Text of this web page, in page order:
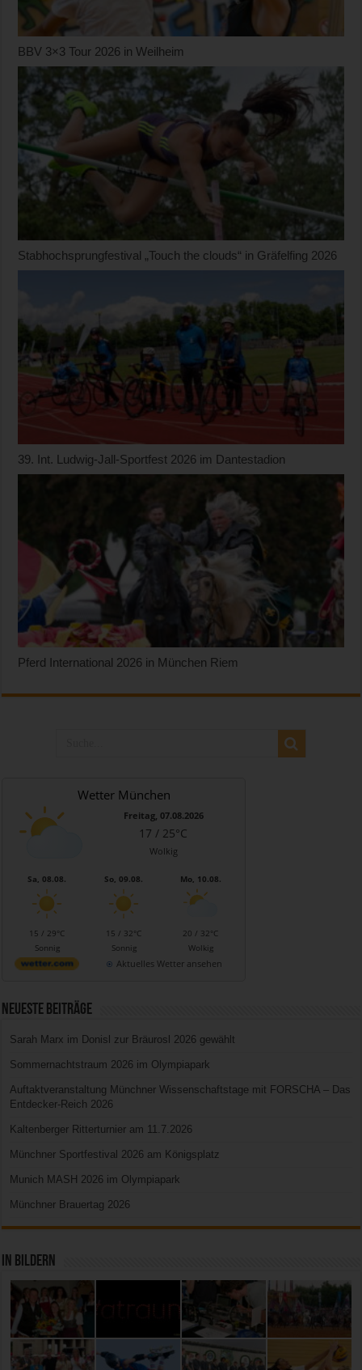
BBV 3×3 Tour 2026 in Weilheim
Stabhochsprungfestival „Touch the clouds“ in Gräfelfing 2026
39. Int. Ludwig-Jall-Sportfest 2026 im Dantestadion
Pferd International 2026 in München Riem
Wetter München
Freitag, 07.08.2026
17 / 25°C
Wolkig
Sa, 08.08.
15 / 29°C
Sonnig
So, 09.08.
15 / 32°C
Sonnig
Mo, 10.08.
20 / 32°C
Wolkig
Aktuelles Wetter ansehen
Neueste Beiträge
Sarah Marx im Donisl zur Bräurosl 2026 gewählt
Sommernachtstraum 2026 im Olympiapark
Auftaktveranstaltung Münchner Wissenschaftstage mit FORSCHA – Das
Entdecker-Reich 2026
Kaltenberger Ritterturnier am 11.7.2026
Münchner Sportfestival 2026 am Königsplatz
Munich MASH 2026 im Olympiapark
Münchner Brauertag 2026
In Bildern